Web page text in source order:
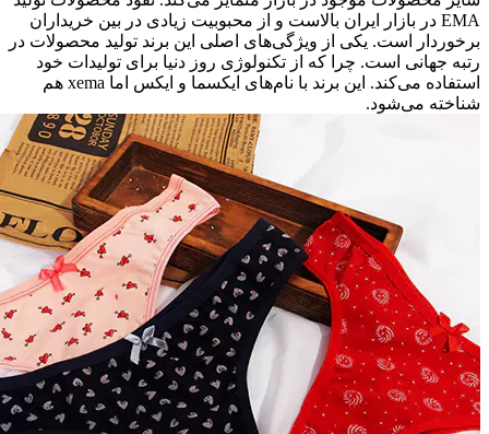
EMA در بازار ایران بالاست و از محبوبیت زیادی در بین خریداران
برخوردار است. یکی از ویژگی‌های اصلی این برند تولید محصولات در
رتبه جهانی است. چرا که از تکنولوژی روز دنیا برای تولیدات خود
استفاده می‌کند. این برند با نام‌های ایکسما و ایکس اما xema هم
شناخته می‌شود.